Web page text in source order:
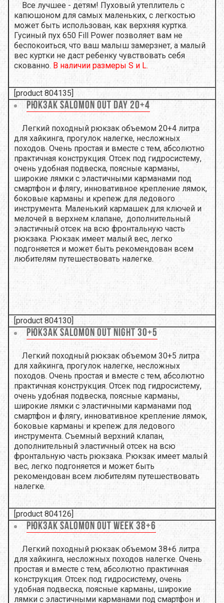
Все лучшее - детям! Пуховый утеплитель с
капюшоном для самых маленьких, с легкостью
может быть использован, как верхняя куртка.
Гусиный пух 650 Fill Power позволяет вам не
беспокоиться, что ваш малыш замерзнет, а малый
вес куртки не даст ребенку чувствовать себя
скованно. В наличии размеры S и L.
[product 804135]
Рюкзак Salomon Out Day 20+4
Легкий походный рюкзак объемом 20+4 литра
для хайкинга, прогулок налегке, несложных
походов. Очень простая и вместе с тем, абсолютно
практичная конструкция. Отсек под гидросистему,
очень удобная подвеска, поясные карманы,
широкие лямки с эластичными карманами под
смартфон и флягу, инновативное крепление лямок,
боковые карманы и крепеж для ледового
инструмента. Маленький кармашек для ключей и
мелочей в верхнем клапане, дополнительный
эластичный отсек на всю фронтальную часть
рюкзака. Рюкзак имеет малый вес, легко
подгоняется и может быть рекомендован всем
любителям путешествовать налегке.
[product 804130]
Рюкзак Salomon Out Night 30+5
Легкий походный рюкзак объемом 30+5 литра
для хайкинга, прогулок налегке, несложных
походов. Очень простая и вместе с тем, абсолютно
практичная конструкция. Отсек под гидросистему,
очень удобная подвеска, поясные карманы,
широкие лямки с эластичными карманами под
смартфон и флягу, инновативное крепление лямок,
боковые карманы и крепеж для ледового
инструмента. Cъемный верхний клапан,
дополнительный эластичный отсек на всю
фронтальную часть рюкзака. Рюкзак имеет малый
вес, легко подгоняется и может быть
рекомендован всем любителям путешествовать
налегке.
[product 804126]
Рюкзак Salomon Out Week 38+6
Легкий походный рюкзак объемом 38+6 литра
для хайкинга, несложных походов налегке. Очень
простая и вместе с тем, абсолютно практичная
конструкция. Отсек под гидросистему, очень
удобная подвеска, поясные карманы, широкие
лямки с эластичными карманами под смартфон и